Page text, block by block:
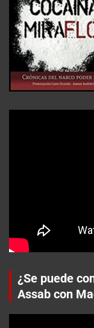
¿Se puede
Assab con